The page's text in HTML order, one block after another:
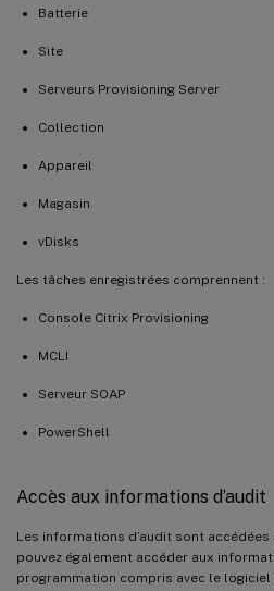
Batterie
Site
Serveurs Provisioning Server
Collection
Appareil
Magasin
vDisks
Les tâches enregistrées comprennent :
Console Citrix Provisioning
MCLI
Serveur SOAP
PowerShell
Accès aux informations d’audit
Les informations d’audit sont accédées
pouvez également accéder aux
programmation compris avec le